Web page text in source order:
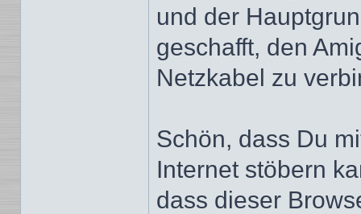
und der
geschafft, den
Netzkabel zu
Schön, dass Du
Internet stöbern
dass dieser